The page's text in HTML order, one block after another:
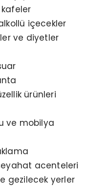
içecekler
ve diyetler
ürünleri
ve mobilya
acenteleri
gezilecek yerler